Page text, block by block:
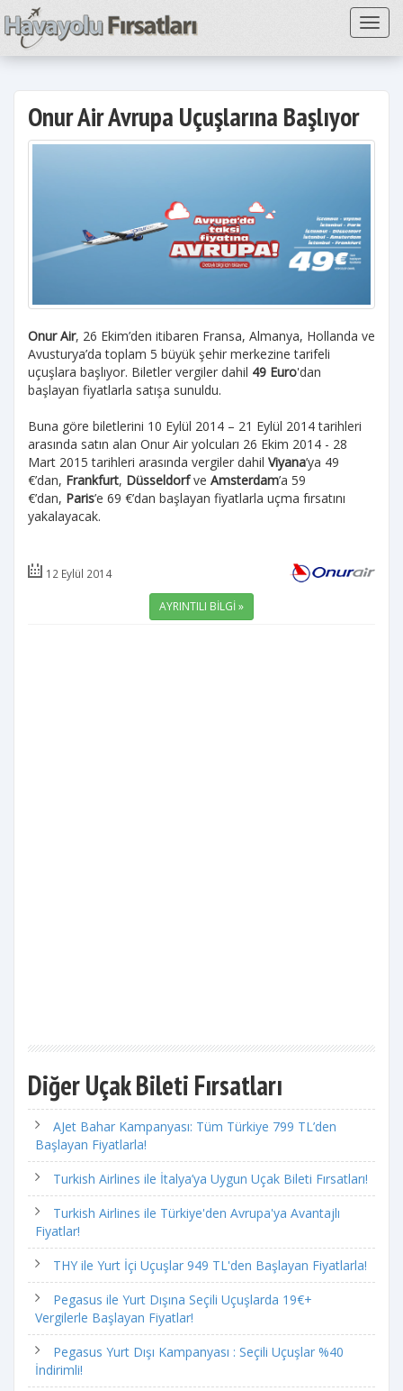
Onur Air Avrupa Uçuşlarına Başlıyor
Onur Air, 26 Ekim’den itibaren Fransa, Almanya, Hollanda ve
Avusturya’da toplam 5 büyük şehir merkezine tarifeli
uçuşlara başlıyor. Biletler vergiler dahil 49 Euro'dan
başlayan fiyatlarla satışa sunuldu.
Buna göre biletlerini 10 Eylül 2014 – 21 Eylül 2014 tarihleri
arasında satın alan Onur Air yolcuları 26 Ekim 2014 - 28
Mart 2015 tarihleri arasında vergiler dahil Viyana’ya 49
€’dan, Frankfurt, Düsseldorfve Amsterdam’a 59
€’dan, Paris’e 69 €’dan başlayan fiyatlarla uçma fırsatını
yakalayacak.
12 Eylül 2014
AYRINTILI BİLGİ »
Diğer Uçak Bileti Fırsatları
AJet Bahar Kampanyası: Tüm Türkiye 799 TL’den
Başlayan Fiyatlarla!
Turkish Airlines ile İtalya’ya Uygun Uçak Bileti Fırsatları!
Turkish Airlines ile Türkiye'den Avrupa'ya Avantajlı
Fiyatlar!
THY ile Yurt İçi Uçuşlar 949 TL'den Başlayan Fiyatlarla!
Pegasus ile Yurt Dışına Seçili Uçuşlarda 19€+
Vergilerle Başlayan Fiyatlar!
Pegasus Yurt Dışı Kampanyası : Seçili Uçuşlar %40
İndirimli!